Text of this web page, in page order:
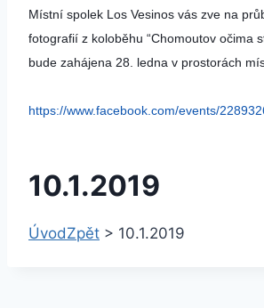
Místní spolek Los Vesinos vás zve na
fotografií z koloběhu “Chomoutov očima
bude zahájena 28. ledna v prostorách
https://www.facebook.com/events/
10.1.2019
ÚvodZpět > 10.1.2019